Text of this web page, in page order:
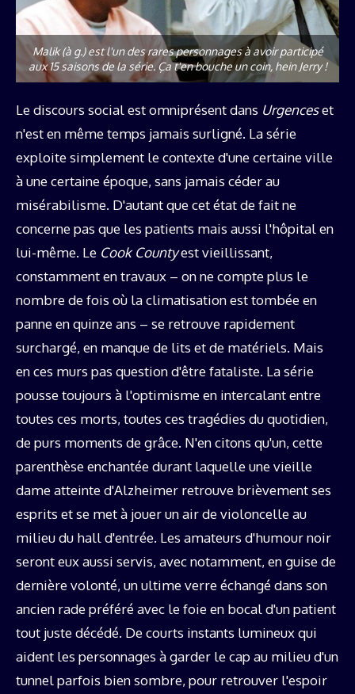
Malik (à g.) est l'un des rares personnages à avoir participé
aux 15 saisons de la série. Ça t'en bouche un coin, hein Jerry !
Le discours social est omniprésent dans Urgenceset
n'est en même temps jamais surligné. La série
exploite simplement le contexte d'une certaine ville
à une certaine époque, sans jamais céder au
misérabilisme. D'autant que cet état de fait ne
concerne pas que les patients mais aussi l'hôpital en
lui-même. Le Cook Countyest vieillissant,
constamment en travaux – on ne compte plus le
nombre de fois où la climatisation est tombée en
panne en quinze ans – se retrouve rapidement
surchargé, en manque de lits et de matériels. Mais
en ces murs pas question d'être fataliste. La série
pousse toujours à l'optimisme en intercalant entre
toutes ces morts, toutes ces tragédies du quotidien,
de purs moments de grâce. N'en citons qu'un, cette
parenthèse enchantée durant laquelle une vieille
dame atteinte d'Alzheimer retrouve brièvement ses
esprits et se met à jouer un air de violoncelle au
milieu du hall d'entrée. Les amateurs d'humour noir
seront eux aussi servis, avec notamment, en guise de
dernière volonté, un ultime verre échangé dans son
ancien rade préféré avec le foie en bocal d'un patient
tout juste décédé. De courts instants lumineux qui
aident les personnages à garder le cap au milieu d'un
tunnel parfois bien sombre, pour retrouver l'espoir